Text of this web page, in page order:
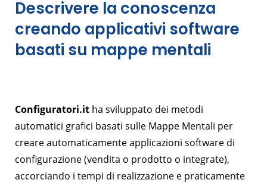
Descrivere la conoscenza
creando applicativi software
basati su mappe mentali
Configuratori.it ha sviluppato dei metodi
automatici grafici basati sulle Mappe Mentali per
creare automaticamente applicazioni software di
configurazione (vendita o prodotto o integrate),
accorciando i tempi di realizzazione e praticamente